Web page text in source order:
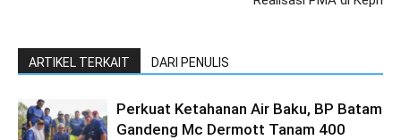
ARTIKEL TERKAIT DARI PENULIS
Perkuat Ketahanan Air Baku, BP Batam
Gandeng Mc Dermott Tanam 400